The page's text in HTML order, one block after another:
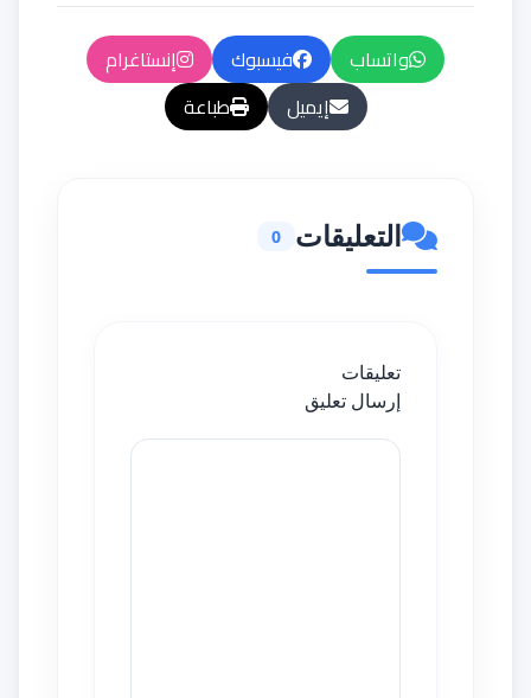
واتساب فيسبوك
إنستاغرام
إيميل
طباعة
التعليقات 0
تعليقات
إرسال تعليق